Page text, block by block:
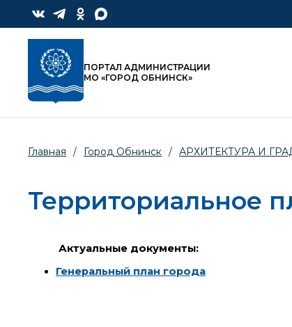
ПОРТАЛ АДМИНИСТРАЦИИ
МО «ГОРОД ОБНИНСК»
Главная / Город Обнинск / АРХИТЕКТУРА И
Территориальное
Актуальные документы:
Генеральный план города